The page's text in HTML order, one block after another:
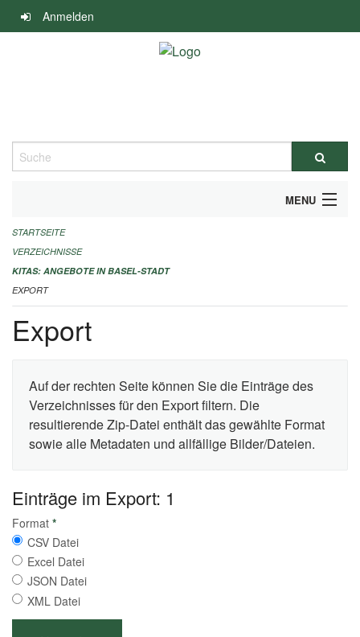
Navigation
überspringen
Anmelden
Suche
MENU
ALLGEMEINE INFORMATIONEN
IMPRESSUM
STARTSEITE
VERZEICHNISSE
KITAS: ANGEBOTE IN BASEL-STADT
EXPORT
Export
Auf der rechten Seite können Sie die Einträge des
Verzeichnisses für den Export filtern. Die
resultierende Zip-Datei enthält das gewählte Format
sowie alle Metadaten und allfällige Bilder/Dateien.
Einträge im Export: 1
Format *
CSV Datei
Excel Datei
JSON Datei
XML Datei